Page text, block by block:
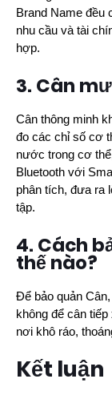
Brand Name đều
nhu cầu và tài
hợp.
3. Cân
Cân thông minh
đo các chỉ số cơ
nước trong cơ
Bluetooth với
phân tích, đưa ra
tập.
4. Cách
thế nào?
Để bảo quản
không để cân
nơi khô ráo,
Kết luận